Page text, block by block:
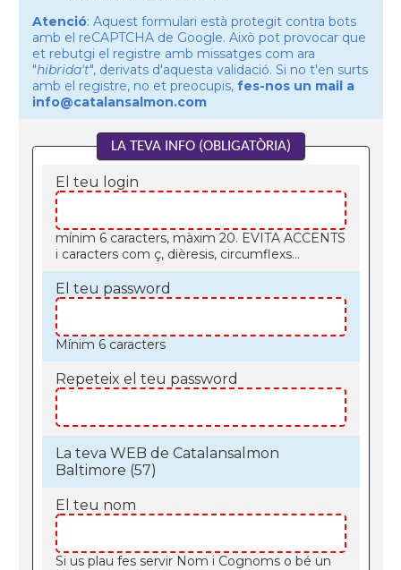
Atenció: Aquest formulari està protegit contra bots
amb el reCAPTCHA de Google. Això pot provocar que
et rebutgi el registre amb missatges com ara
"hibrida't", derivats d'aquesta validació. Si no t'en surts
amb el registre, no et preocupis, fes-nos un mail a
info@catalansalmon.com
LA TEVA INFO (OBLIGATÒRIA)
El teu login
mínim 6 caracters, màxim 20. EVITA ACCENTS
i caracters com ç, dièresis, circumflexs...
El teu password
Mínim 6 caracters
Repeteix el teu password
La teva WEB de Catalansalmon
Baltimore (57)
El teu nom
Si us plau fes servir Nom i Cognoms o bé un